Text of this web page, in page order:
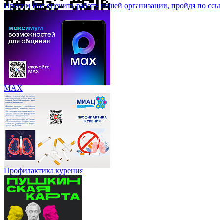
Просим Вас оценить работу нашей организации, пройдя по
МАХ
Профилактика курения